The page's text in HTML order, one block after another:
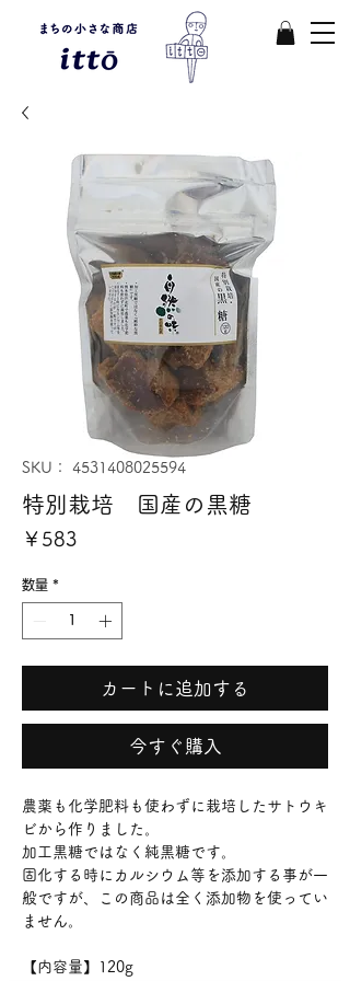
SKU： 4531408025594
特別栽培 国産の黒糖
￥583
数量 *
カートに追加する
今すぐ購入
農薬も化学肥料も使わずに栽培したサトウキ
ビから作りました。
加工黒糖ではなく純黒糖です。
固化する時にカルシウム等を添加する事が一
般ですが、この商品は全く添加物を使ってい
ません。
【内容量】120g